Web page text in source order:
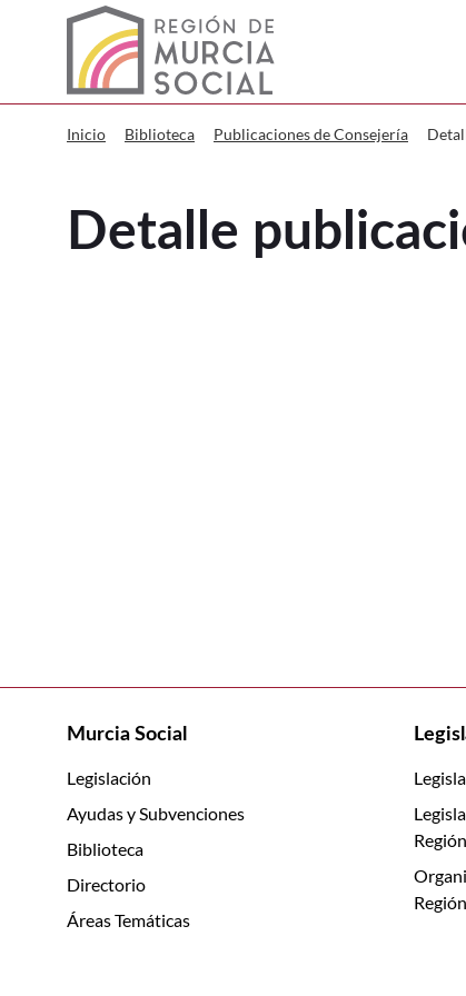
Murcia Social Detalle
Inicio Biblioteca Publicaciones de Consejería
Detalle
Murcia Social
Legislación
Ayudas y Subvenciones
Biblioteca
Directorio
Áreas Temáticas